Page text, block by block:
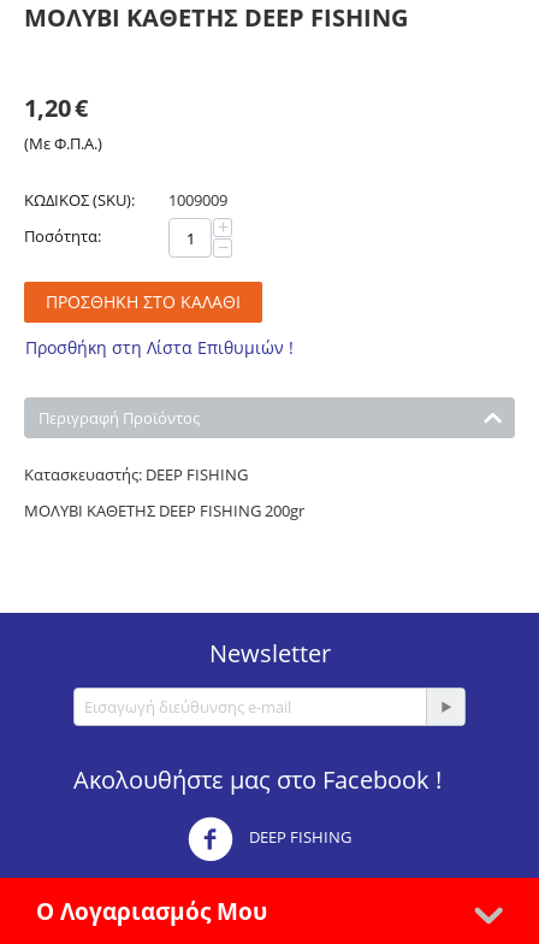
ΜΟΛΥΒΙ ΚΑΘΕΤΗΣ DEEP FISHING
1,20€
(Με Φ.Π.Α.)
ΚΩΔΙΚΟΣ (SKU):
1009009
Ποσότητα:
+
−
ΠΡΟΣΘΉΚΗ ΣΤΟ ΚΑΛΆΘΙ
Προσθήκη στη Λίστα Επιθυμιών !
Περιγραφή Προϊόντος
Κατασκευαστής: DEEP FISHING
ΜΟΛΥΒΙ ΚΑΘΕΤΗΣ DEEP FISHING 200gr
Newsletter
Ακολουθήστε μας στο Facebook !
DEEP FISHING
Ο Λογαριασμός Μου